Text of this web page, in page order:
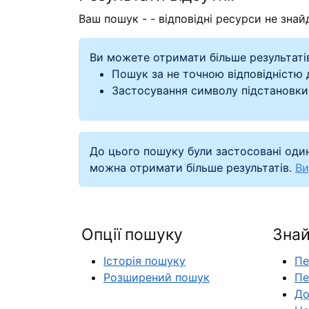
Ваш пошук - - відповідні ресурси не
Ви можете отримати більше
Пошук за не точною
Застосування символу
До цього пошуку були застосовані
можна отримати більше результатів.
Опції пошуку
Історія пошуку
Розширений пошук